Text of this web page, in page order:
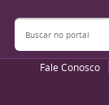
Buscar no portal
Fale Conosco